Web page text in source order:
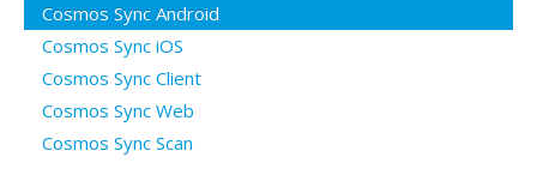
Questions ouvertes
Connexion
Cosmos Sync Android
Cosmos Sync iOS
Cosmos Sync Client
Cosmos Sync Web
Cosmos Sync Scan